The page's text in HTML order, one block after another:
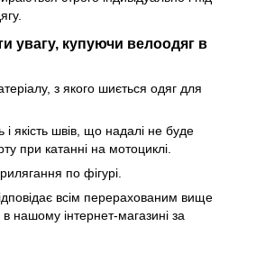
увагу, купуючи велоодяг в
з якого шиється одяг для
і якість швів, що надалі не буде
при катанні на мотоциклі.
по фігурі.
всім перерахованим вище
нашому інтернет-магазині за